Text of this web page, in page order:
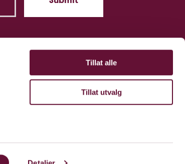
Tillat alle
Tillat utvalg